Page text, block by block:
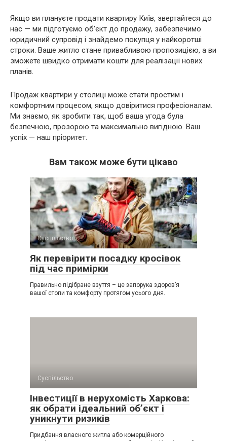
Якщо ви плануєте продати квартиру Київ, звертайтеся до
нас — ми підготуємо об’єкт до продажу, забезпечимо
юридичний супровід і знайдемо покупця у найкоротші
строки. Ваше житло стане привабливою пропозицією, а ви
зможете швидко отримати кошти для реалізації нових
планів.
Продаж квартири у столиці може стати простим і
комфортним процесом, якщо довіритися професіоналам.
Ми знаємо, як зробити так, щоб ваша угода була
безпечною, прозорою та максимально вигідною. Ваш
успіх — наш пріоритет.
Вам також може бути цікаво
Суспільство
Як перевірити посадку кросівок
під час примірки
Правильно підібране взуття – це запорука здоров’я
вашої стопи та комфорту протягом усього дня.
Суспільство
Інвестиції в нерухомість Харкова:
як обрати ідеальний об’єкт і
уникнути ризиків
Придбання власного житла або комерційного